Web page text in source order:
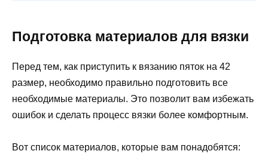
Подготовка материалов для вязки
Перед тем, как приступить к вязанию пяток на 42
размер, необходимо правильно подготовить все
необходимые материалы. Это позволит вам избежать
ошибок и сделать процесс вязки более комфортным.
Вот список материалов, которые вам понадобятся: